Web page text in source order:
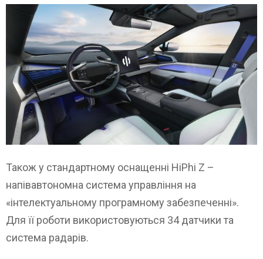
Також у стандартному оснащенні HiPhi Z –
напівавтономна система управління на
«інтелектуальному програмному забезпеченні».
Для її роботи використовуються 34 датчики та
система радарів.